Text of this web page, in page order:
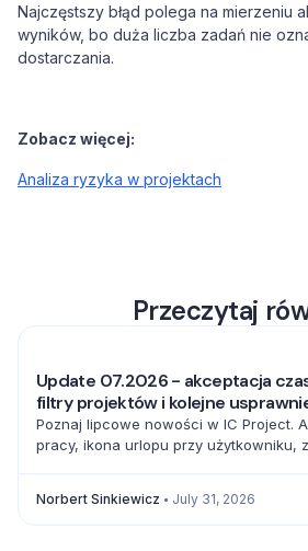
Najczęstszy błąd polega na mierzeniu
wyników, bo duża liczba zadań nie
dostarczania.
Zobacz więcej:
Analiza ryzyka w projektach
Przeczytaj
Update 07.2026 - akceptacja
filtry projektów i kolejne
Poznaj lipcowe nowości w IC Project.
pracy, ikona urlopu przy użytkowniku,
Norbert Sinkiewicz July 31, 2026